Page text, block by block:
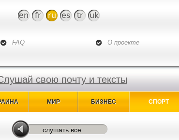
en fr ru es tr uk
FAQ О проекте
свою почту и тексты
МИР БИЗНЕС СПОРТ
слушать все